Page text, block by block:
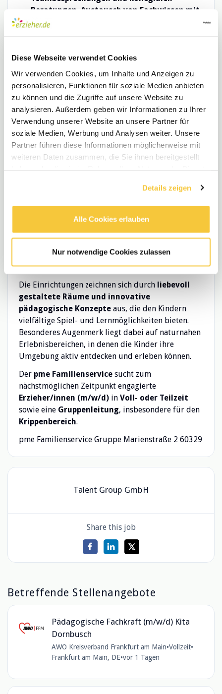
Diese Webseite verwendet Cookies
Wir verwenden Cookies, um Inhalte und Anzeigen zu
personalisieren, Funktionen für soziale Medien anbieten
zu können und die Zugriffe auf unsere Website zu
analysieren. Außerdem geben wir Informationen zu Ihrer
Verwendung unserer Website an unsere Partner für
soziale Medien, Werbung und Analysen weiter. Unsere
Partner führen diese Informationen möglicherweise mit
weiteren Daten zusammen, die Sie ihnen bereitgestellt
Details zeigen
Alle Cookies erlauben
Nur notwendige Cookies zulassen
Beratungen
Austausch von Fachwissen mit
Kollegen
Dein Profil
Du verfügst über eineabgeschlossene
AusbildungalsStaatlich anerkannte/r
Erzieher/in (m⁠/⁠w⁠/⁠d), Heilpädagoge/in
(m⁠/⁠w⁠/⁠d), Kindheitspädagoge/in (m⁠/⁠w⁠/⁠d),
Sozialpädagoge/in (m⁠/⁠w⁠/⁠d),
Heilerziehungspfleger/in (m⁠/⁠w⁠/⁠d)oder eine
gleichwertige Anerkennung als
pme Familienserviceist eindeutschlandweit
aktiver Kita-Träger, der inüber 90
Bildungseinrichtungen eine vielfältige
pädagogische Betreuung anbietet.
Die Einrichtungen zeichnen sich durch liebevoll
gestaltete Räume und innovative
pädagogische Konzepteaus, die den Kindern
vielfältige Spiel- und Lernmöglichkeiten bieten.
Besonderes Augenmerk liegt dabei auf naturnahen
Erlebnisbereichen, in denen die Kinder ihre
Umgebung aktiv entdecken und erleben können.
Der pme Familienservicesucht zum
nächstmöglichen Zeitpunkt engagierte
Erzieher/innen (m⁠/⁠w⁠/⁠d)in Voll- oder Teilzeit
sowie eine Gruppenleitung, insbesondere für den
Krippenbereich.
pme Familienservice Gruppe Marienstraße 2 60329
Talent Group GmbH
Share this job
Betreffende Stellenangebote
Pädagogische Fachkraft (m/w/d) Kita
Dornbusch
AWO Kreisverband Frankfurt am Main•Vollzeit•
Frankfurt am Main, DE•vor 1 Tagen